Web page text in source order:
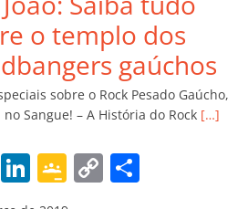
n Cl
a
ss
ro
o
m
n
k
til
h
ar
o templo dos
gaúchos
sobre o Rock Pesado Gaúcho,
Sangue! – A História do Rock […]
W Li
n
G
o
C